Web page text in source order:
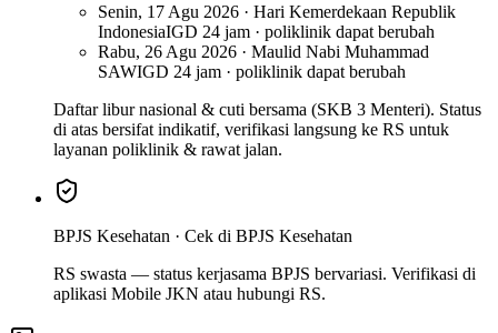
Senin, 17 Agu 2026 · Hari Kemerdekaan Republik
IndonesiaIGD 24 jam · poliklinik dapat berubah
Rabu, 26 Agu 2026 · Maulid Nabi Muhammad
SAWIGD 24 jam · poliklinik dapat berubah
Daftar libur nasional & cuti bersama (SKB 3 Menteri). Status
di atas bersifat indikatif, verifikasi langsung ke RS untuk
layanan poliklinik & rawat jalan.
BPJS Kesehatan · Cek di BPJS Kesehatan
RS swasta — status kerjasama BPJS bervariasi. Verifikasi di
aplikasi Mobile JKN atau hubungi RS.